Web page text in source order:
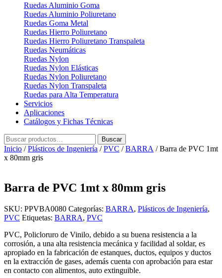
Ruedas Aluminio Goma
Ruedas Aluminio Poliuretano
Ruedas Goma Metal
Ruedas Hierro Poliuretano
Ruedas Hierro Poliuretano Transpaleta
Ruedas Neumáticas
Ruedas Nylon
Ruedas Nylon Elásticas
Ruedas Nylon Poliuretano
Ruedas Nylon Transpaleta
Ruedas para Alta Temperatura
Servicios
Aplicaciones
Catálogos y Fichas Técnicas
Buscar
por:
Buscar
Inicio /Plásticos de Ingeniería /PVC /BARRA / Barra de PVC 1mt
x 80mm gris
Barra de PVC 1mt x 80mm gris
SKU: PPVBA0080 Categorías: BARRA, Plásticos de Ingeniería,
PVC Etiquetas: BARRA, PVC
PVC, Policloruro de Vinilo, debido a su buena resistencia a la
corrosión, a una alta resistencia mecánica y facilidad al soldar, es
apropiado en la fabricación de estanques, ductos, equipos y ductos
en la extracción de gases, además cuenta con aprobación para estar
en contacto con alimentos, auto extinguible.